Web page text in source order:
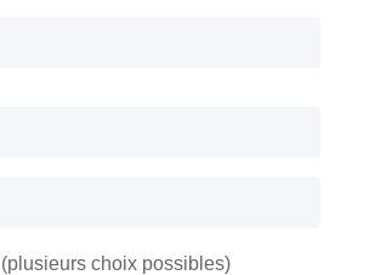
choix possibles)